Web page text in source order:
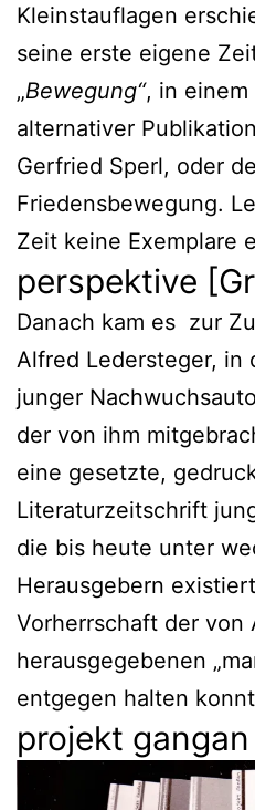
Kleinstauflagen
seine erste eigene
„Bewegung“, in einem
alternativer
Gerfried Sperl, oder
Friedensbewegung.
Zeit keine Exemplare
perspektive
Danach kam es zur
Alfred Ledersteger, in
junger
der von ihm
eine gesetzte,
Literaturzeitschrift
die bis heute unter
Herausgebern
Vorherrschaft der von
herausgegebenen
entgegen halten
projekt